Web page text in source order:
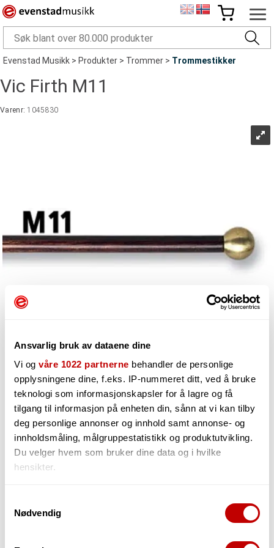
Ansvarlig bruk av dataene dine
Vi og våre 1022 partnerne behandler de personlige
opplysningene dine, f.eks. IP-nummeret ditt, ved å bruke
teknologi som informasjonskapsler for å lagre og få
tilgang til informasjon på enheten din, sånn at vi kan tilby
deg personlige annonser og innhold samt annonse- og
innholdsmåling, målgruppestatistikk og produktutvikling.
Du velger hvem som bruker dine data og i hvilke
hensikter.
Innhente informasjon om den geografiske
Nødvendig
Evenstad Musikk>Produkter>Trommer>Trommestikker
Vic Firth M11
Varenr:1045830
352,-